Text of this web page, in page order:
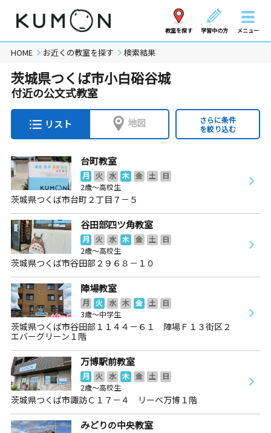
教室を探す 学習中の方 メニュー
HOME お近くの教室を探す 検索結果
茨城県つくば市小白硲谷城
付近の公文式教室
リスト 地図
さらに条件
を絞り込む
台町教室
月 火 水 木 金 土
日
2歳～高校生
茨城県つくば市台町２丁目７－５
谷田部四ツ角教室
月 火 水 木 金 土
日
2歳～高校生
茨城県つくば市谷田部２９６８－１０
陣場教室
月 火 水 木 金 土
日
3歳～中学生
茨城県つくば市谷田部１１４４－６１ 陣場Ｆ１３街区２
エバーグリーン１階
万博駅前教室
月 火 水 木 金 土
日
2歳～高校生
茨城県つくば市諏訪Ｃ１７－４ リーベ万博１階
みどりの中央教室